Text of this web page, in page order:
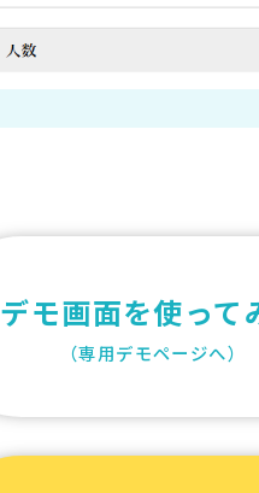
デモ画面を使って
（専用デモページへ）